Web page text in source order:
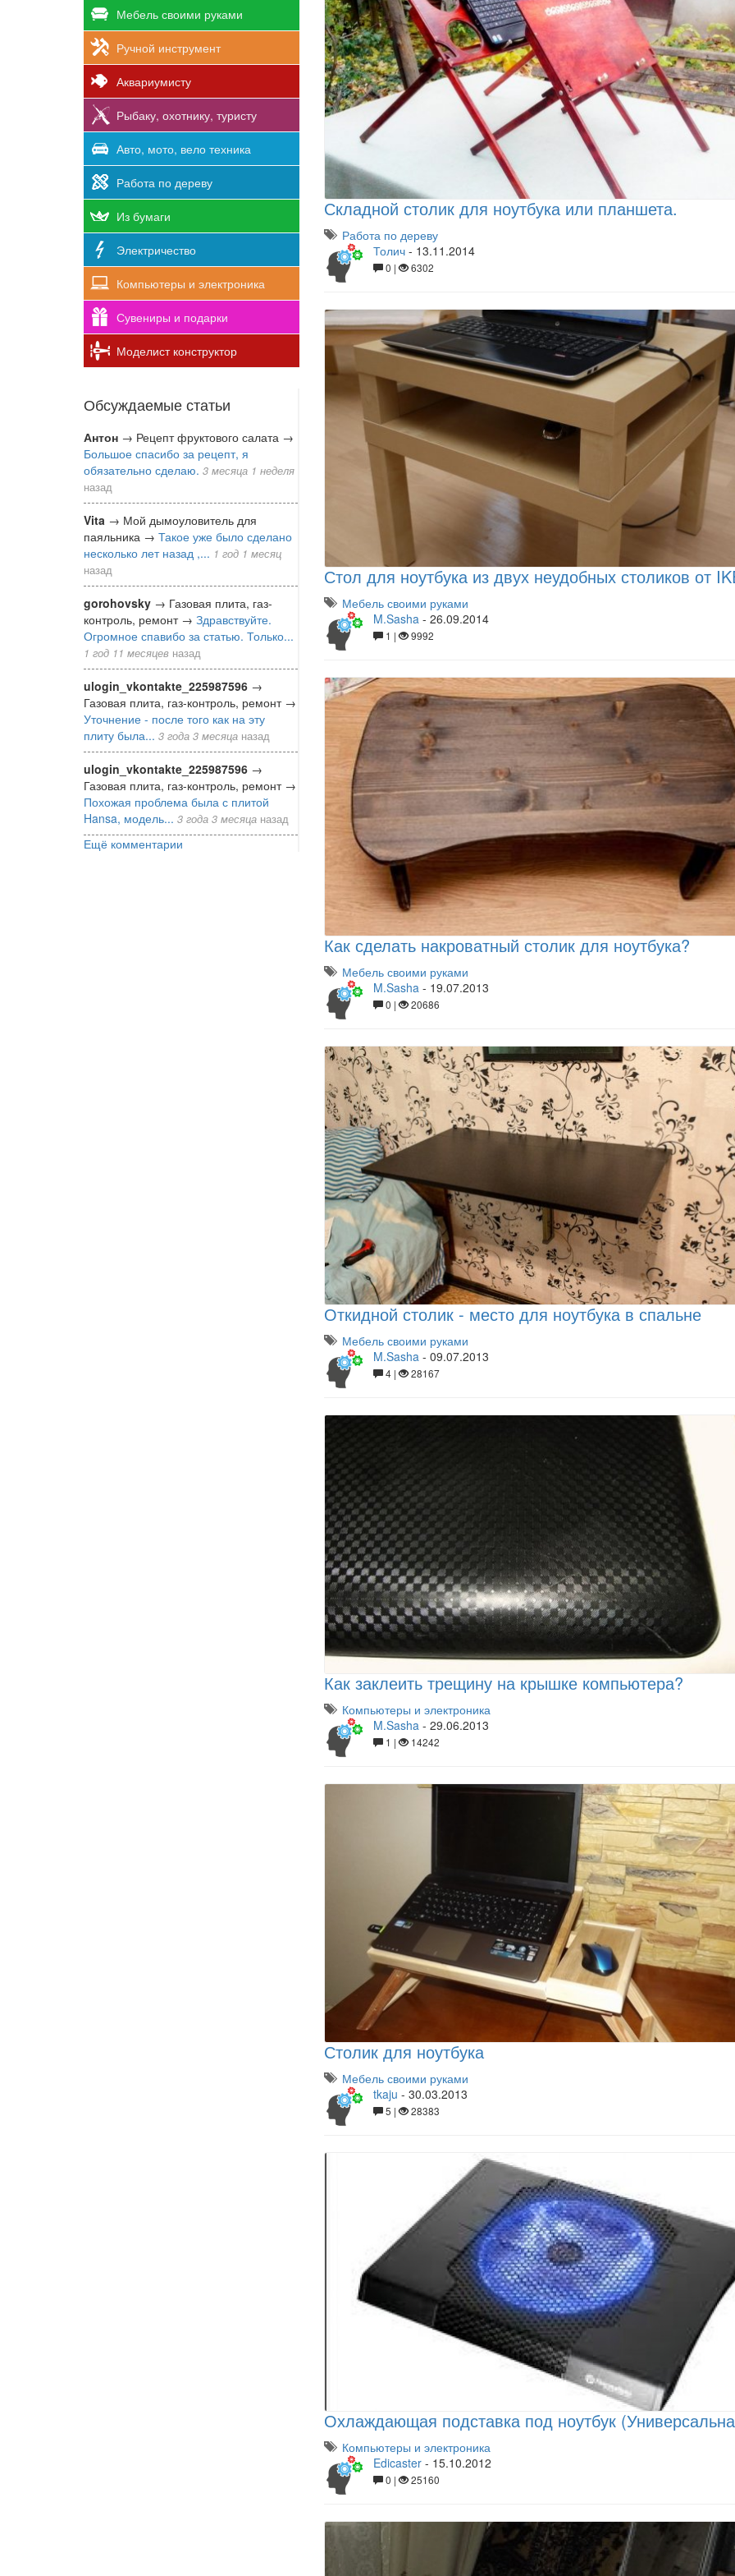
Мебель своими руками
Ручной инструмент
Аквариумисту
Рыбаку, охотнику, туристу
Авто, мото, вело техника
Работа по дереву
Из бумаги
Электричество
Компьютеры и электроника
Сувениры и подарки
Моделист конструктор
Обсуждаемые статьи
Антон → Рецепт фруктового салата →
Большое спасибо за рецепт, я
обязательно сделаю. 3 месяца 1 неделя
назад
Vita → Мой дымоуловитель для
паяльника → Такое уже было сделано
несколько лет назад ,... 1 год 1 месяц
назад
gorohovsky → Газовая плита, газ-
контроль, ремонт → Здравствуйте.
Огромное спавибо за статью. Только...
1 год 11 месяцев назад
ulogin_vkontakte_225987596 →
Газовая плита, газ-контроль, ремонт →
Уточнение - после того как на эту
плиту была... 3 года 3 месяца назад
ulogin_vkontakte_225987596 →
Газовая плита, газ-контроль, ремонт →
Похожая проблема была с плитой
Hansa, модель... 3 года 3 месяца назад
Ещё комментарии
Складной столик для ноутбука или планшета.
Работа по дереву
Толич- 13.11.2014
0 | 6302
Стол для ноутбука из двух неудобных столиков от
Мебель своими руками
M.Sasha- 26.09.2014
1 | 9992
Как сделать накроватный столик для ноутбука?
Мебель своими руками
M.Sasha- 19.07.2013
0 | 20686
Откидной столик - место для ноутбука в спальне
Мебель своими руками
M.Sasha- 09.07.2013
4 | 28167
Как заклеить трещину на крышке компьютера?
Компьютеры и электроника
M.Sasha- 29.06.2013
1 | 14242
Столик для ноутбука
Мебель своими руками
tkaju - 30.03.2013
5 | 28383
Охлаждающая подставка под ноутбук
Компьютеры и электроника
Edicaster- 15.10.2012
0 | 25160